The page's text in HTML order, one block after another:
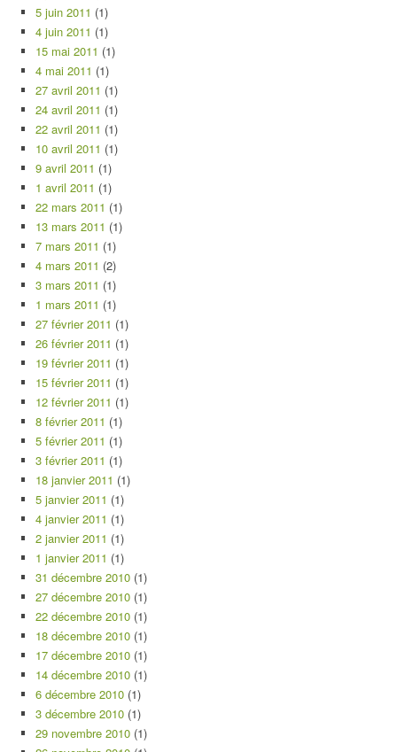
5 juin 2011 (1)
4 juin 2011 (1)
15 mai 2011 (1)
4 mai 2011 (1)
27 avril 2011 (1)
24 avril 2011 (1)
22 avril 2011 (1)
10 avril 2011 (1)
9 avril 2011 (1)
1 avril 2011 (1)
22 mars 2011 (1)
13 mars 2011 (1)
7 mars 2011 (1)
4 mars 2011 (2)
3 mars 2011 (1)
1 mars 2011 (1)
27 février 2011 (1)
26 février 2011 (1)
19 février 2011 (1)
15 février 2011 (1)
12 février 2011 (1)
8 février 2011 (1)
5 février 2011 (1)
3 février 2011 (1)
18 janvier 2011 (1)
5 janvier 2011 (1)
4 janvier 2011 (1)
2 janvier 2011 (1)
1 janvier 2011 (1)
31 décembre 2010 (1)
27 décembre 2010 (1)
22 décembre 2010 (1)
18 décembre 2010 (1)
17 décembre 2010 (1)
14 décembre 2010 (1)
6 décembre 2010 (1)
3 décembre 2010 (1)
29 novembre 2010 (1)